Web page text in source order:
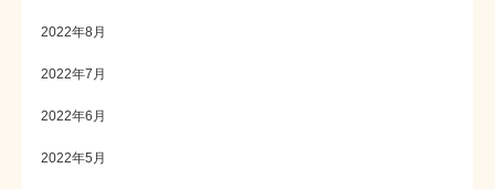
2022年8月
2022年7月
2022年6月
2022年5月